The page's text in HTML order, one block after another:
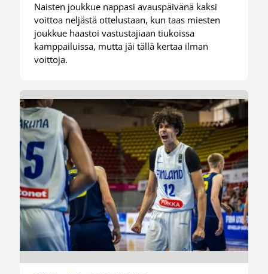
Naisten joukkue nappasi avauspäivänä kaksi
voittoa neljästä ottelustaan, kun taas miesten
joukkue haastoi vastustajiaan tiukoissa
kamppailuissa, mutta jäi tällä kertaa ilman
voittoja.